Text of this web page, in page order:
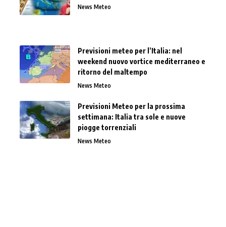
News Meteo
Previsioni meteo per l’Italia: nel
weekend nuovo vortice mediterraneo e
ritorno del maltempo
News Meteo
Previsioni Meteo per la prossima
settimana: Italia tra sole e nuove
piogge torrenziali
News Meteo